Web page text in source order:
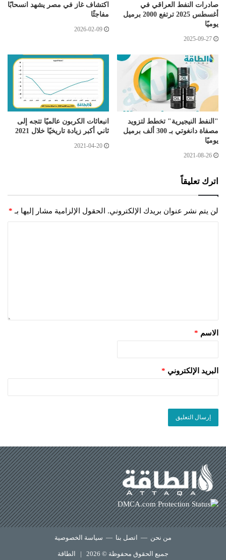
صادرات النفط العراقي في
أغسطس 2025 ترتفع 2000 برميل
يوميًا
2025-09-27
اكتشاف غاز في مصر يشهد انسحابًا
مفاجئًا
2026-02-09
"النفط النيجيرية" تخطط لتزويد
مصفاة دانغوتي بـ 300 ألف برميل
يوميًا
2021-08-26
انبعاثات الكربون عالميًا تتجه إلى
ثاني أكبر زيادة تاريخيًا خلال 2021
2021-04-20
اترك تعليقاً
لن يتم نشر عنوان بريدك الإلكتروني. الحقول الإلزامية مشار إليها بـ *
الاسم *
البريد الإلكتروني *
من نحن — اتصل بنا — سياسة الخصوصية
جميع الحقوق محفوظة © 2026 | الطاقة